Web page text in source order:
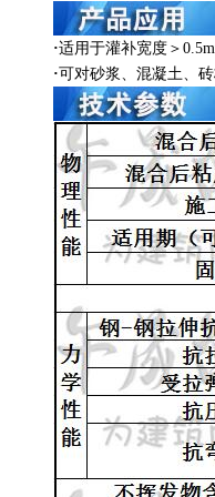
·适用于灌补宽度＞
·可对砂浆、混凝土、